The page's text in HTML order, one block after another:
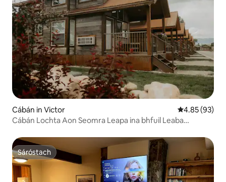
Cábán in Victor Meánrátáil
4.85 (93)
Cábán Lochta Aon Seomra Leapa ina bhfuil Leaba
Sáróstach
Sáróstach